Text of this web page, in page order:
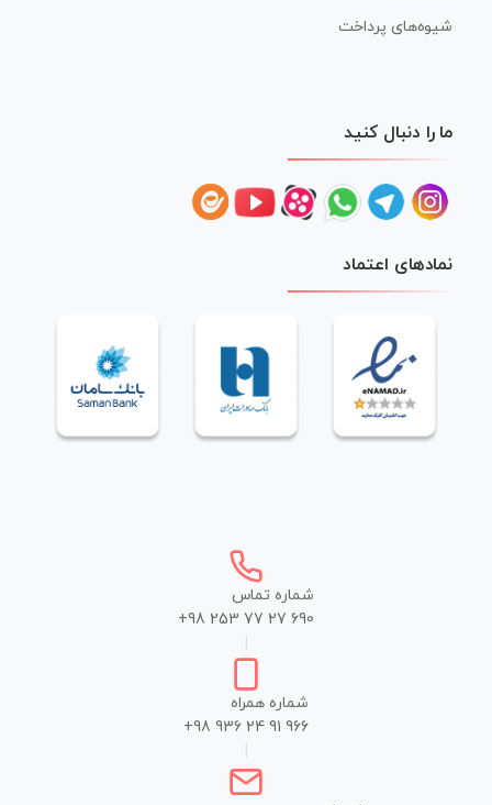
شیوه‌های پرداخت
ما را دنبال کنید
نمادهای اعتماد
شماره تماس
+98 253 77 27 690
شماره همراه
+98 936 24 91 966